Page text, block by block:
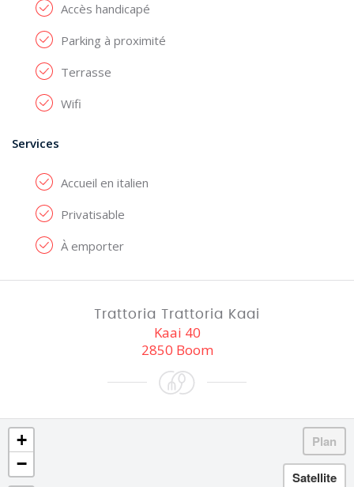
Accès handicapé
Parking à proximité
Terrasse
Wifi
Services
Accueil en italien
Privatisable
À emporter
Trattoria Trattoria Kaai
Kaai 40
2850 Boom
+
−